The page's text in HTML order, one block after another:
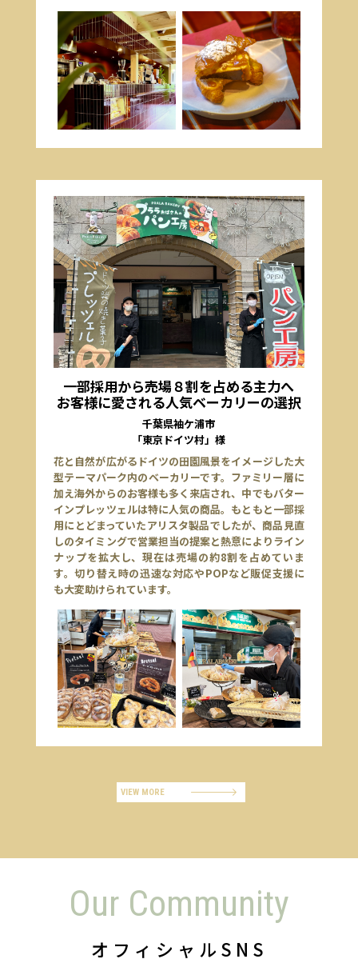
一部採用から売場８割を占める主力へ
お客様に愛される人気ベーカリーの選択
千葉県袖ケ浦市
「東京ドイツ村」様
花と自然が広がるドイツの田園風景をイメージした大
型テーマパーク内のベーカリーです。ファミリー層に
加え海外からのお客様も多く来店され、中でもバター
インプレッツェルは特に人気の商品。もともと一部採
用にとどまっていたアリスタ製品でしたが、商品見直
しのタイミングで営業担当の提案と熱意によりライン
ナップを拡大し、現在は売場の約8割を占めていま
す。切り替え時の迅速な対応やPOPなど販促支援に
も大変助けられています。
VIEW MORE
Our Community
オフィシャルSNS